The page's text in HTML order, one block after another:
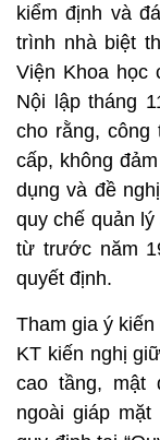
kiểm định và
trình nhà biệt
Viện Khoa học
Nội lập tháng
cho rằng, công
cấp, không
dụng và đề
quy chế quản
từ trước năm
quyết định.
Tham gia ý
KT kiến nghị
cao tầng, mật
ngoài giáp